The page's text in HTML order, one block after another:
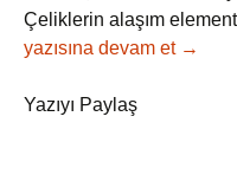
Çeliklerin alaşım
Alaşım Elementlerinin
yazısına devam et →
Yazıyı Paylaş